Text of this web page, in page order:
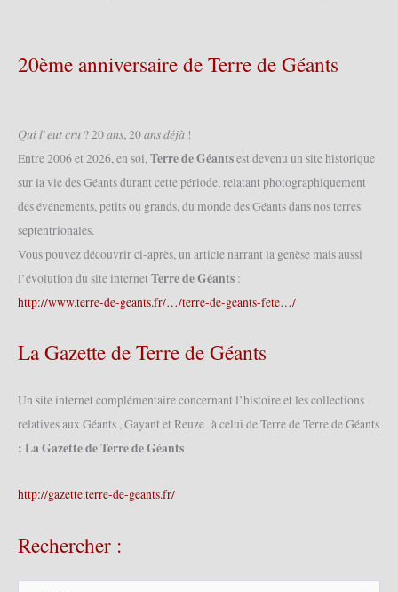
20ème anniversaire de Terre de Géants
𝑄𝑢𝑖 𝑙’𝑒𝑢𝑡 𝑐𝑟𝑢 ? 20 𝑎𝑛𝑠, 20 𝑎𝑛𝑠 𝑑𝑒́𝑗𝑎̀ !
Entre 2006 et 2026, en soi,Terre de Géantsest devenu un site historique
sur la vie des Géants durant cette période, relatant photographiquement
des événements, petits ou grands, du monde des Géants dans nos terres
septentrionales.
Vous pouvez découvrir ci-après, un article narrant la genèse mais aussi
l’évolution du site internet Terre de Géants :
http://www.terre-de-geants.fr/…/terre-de-geants-fete…/
La Gazette de Terre de Géants
Un site internet complémentaire concernant l’histoire et les collections
relatives aux Géants , Gayant et Reuze à celui de Terre de Terre de Géants
: La Gazette de Terre de Géants
http://gazette.terre-de-geants.fr/
Rechercher :